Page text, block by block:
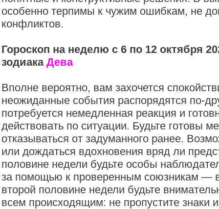
особенно терпимы к чужим ошибкам, не
конфликтов.
Гороскоп на неделю с 6 по 12 октября
зодиака Дева
Вполне вероятно, вам захочется
неожиданные события распорядятся по-
потребуется немедленная реакция и
действовать по ситуации. Будьте готовы
отказываться от задуманного ранее.
или дождаться вдохновения вряд ли
половине недели будьте особы
за помощью к проверенным союзникам —
второй половине недели будьте
всем происходящим: не пропустите знаки